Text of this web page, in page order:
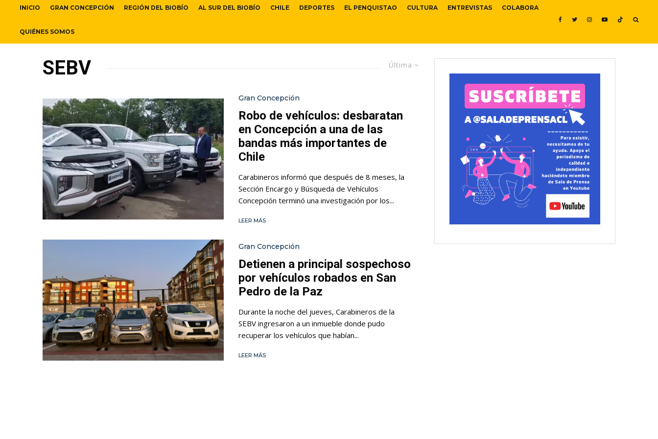
INICIO GRAN CONCEPCIÓN REGIÓN DEL BIOBÍO AL SUR DEL BIOBÍO CHILE DEPORTES EL PENQUISTAO CULTURA ENTREVISTAS COLABORA
QUIÉNES SOMOS
Última
SEBV
Gran Concepción
Robo de vehículos: desbaratan
en Concepción a una de las
bandas más importantes de
Chile
Carabineros informó que después de 8 meses, la
Sección Encargo y Búsqueda de Vehículos
Concepción terminó una investigación por los...
LEER MÁS
Gran Concepción
Detienen a principal sospechoso
por vehículos robados en San
Pedro de la Paz
Durante la noche del jueves, Carabineros de la
SEBV ingresaron a un inmueble donde pudo
recuperar los vehículos que habían...
LEER MÁS